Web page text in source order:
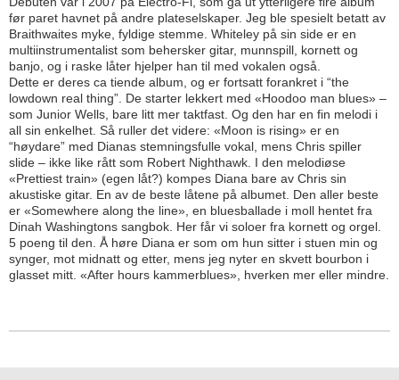
før paret havnet på andre plateselskaper. Jeg ble spesielt betatt av
Braithwaites myke, fyldige stemme. Whiteley på sin side er en
multiinstrumentalist som behersker gitar, munnspill, kornett og
banjo, og i raske låter hjelper han til med vokalen også.
Dette er deres ca tiende album, og er fortsatt forankret i “the
lowdown real thing”. De starter lekkert med «Hoodoo man blues» –
som Junior Wells, bare litt mer taktfast. Og den har en fin melodi i
all sin enkelhet. Så ruller det videre: «Moon is rising» er en
“høydare” med Dianas stem­ningsfulle vokal, mens Chris spiller
slide – ikke like rått som Robert Nighthawk. I den melodiøse
«Prettiest train» (egen låt?) kompes Diana bare av Chris sin
akustiske gitar. En av de beste låtene på albumet. Den aller beste
er «Somewhere along the line», en bluesballade i moll hentet fra
Dinah Washingtons sangbok. Her får vi soloer fra kornett og orgel.
5 poeng til den. Å høre Diana er som om hun sitter i stuen min og
synger, mot midnatt og etter, mens jeg nyter en skvett bourbon i
glasset mitt. «After hours kammerblues», hverken mer eller mindre.